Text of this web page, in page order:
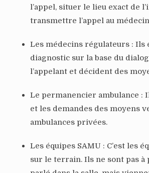
l’appel, situer le lieu exact de
transmettre l’appel au
Les médecins régulateurs : Ils
diagnostic sur la base du
l’appelant et décident des
Le permanencier ambulance :
et les demandes des moyens
ambulances privées.
Les équipes SAMU : C’est les
sur le terrain. Ils ne sont pas